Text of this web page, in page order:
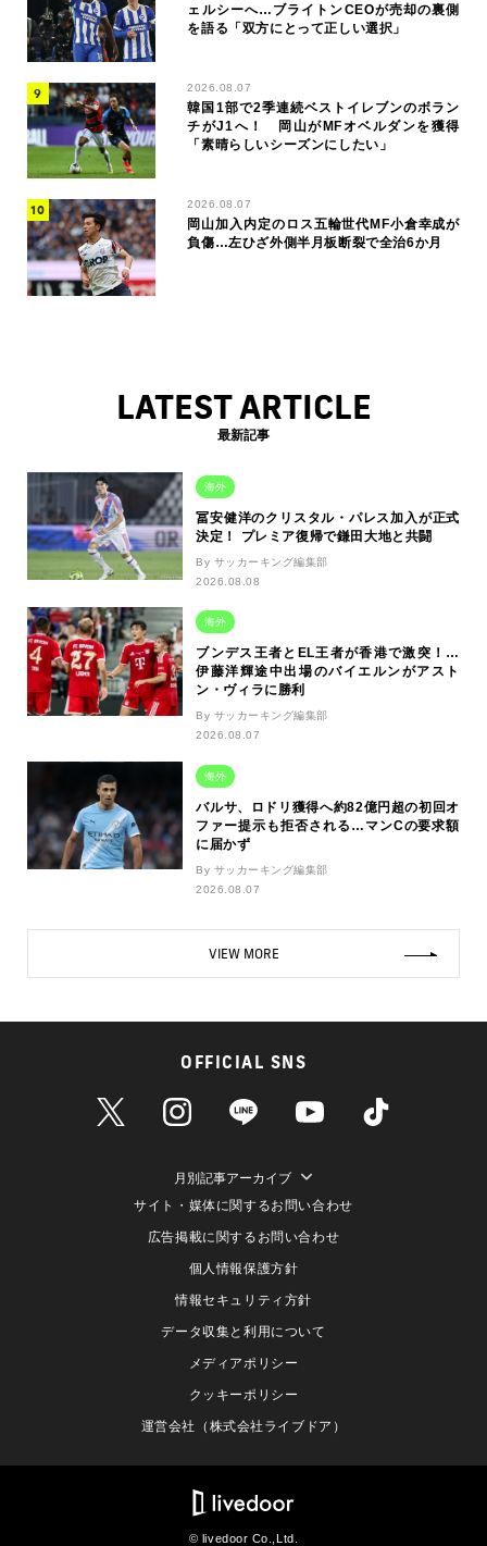
ェルシーへ…ブライトンCEOが売却の裏側
を語る「双方にとって正しい選択」
2026.08.07
韓国1部で2季連続ベストイレブンのボラン
チがJ1へ！ 岡山がMFオベルダンを獲得
「素晴らしいシーズンにしたい」
2026.08.07
岡山加入内定のロス五輪世代MF小倉幸成が
負傷…左ひざ外側半月板断裂で全治6か月
LATEST ARTICLE
最新記事
海外
冨安健洋のクリスタル・パレス加入が正式
決定！ プレミア復帰で鎌田大地と共闘
By サッカーキング編集部
2026.08.08
海外
ブンデス王者とEL王者が香港で激突！…
伊藤洋輝途中出場のバイエルンがアスト
ン・ヴィラに勝利
By サッカーキング編集部
2026.08.07
海外
バルサ、ロドリ獲得へ約82億円超の初回オ
ファー提示も拒否される…マンCの要求額
に届かず
By サッカーキング編集部
2026.08.07
VIEW MORE
OFFICIAL SNS
月別記事アーカイブ
サイト・媒体に関するお問い合わせ
広告掲載に関するお問い合わせ
個人情報保護方針
情報セキュリティ方針
データ収集と利用について
メディアポリシー
クッキーポリシー
運営会社（株式会社ライブドア）
© livedoor Co.,Ltd.